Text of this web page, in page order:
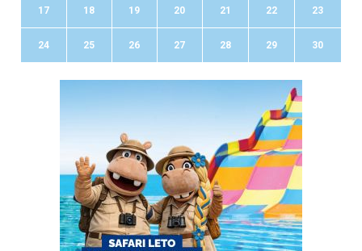
17 18 19 20 21 22 23
24 25 26 27 28 29 30